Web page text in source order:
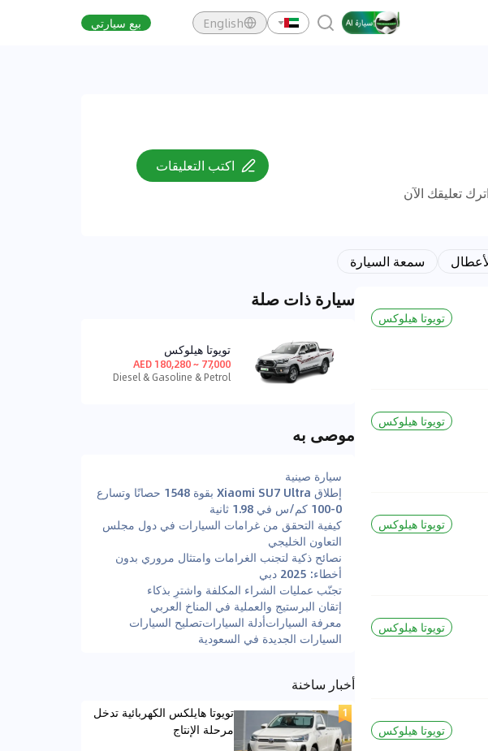
English بيع سيارتي
تعليقك الآن
اكتب التعليقات
سمعة السيارة
تويوتا هيلوكس
تويوتا هيلوكس
تويوتا هيلوكس
تويوتا هيلوكس
تويوتا هيلوكس
سيارة ذات صلة
تويوتا هيلوكس
77,000 ~ 180,280 AED
Diesel & Gasoline & Petrol
موصى به
سيارة صينية
إطلاق Xiaomi SU7 Ultra بقوة 1548 حصانًا وتسارع
0-100 كم/س في 1.98 ثانية
كيفية التحقق من غرامات السيارات في دول مجلس
التعاون الخليجي
نصائح ذكية لتجنب الغرامات وامتثال مروري بدون
أخطاء: 2025 دبي
تجنّب عمليات الشراء المكلفة واشترِ بذكاء
إتقان البرستيج والعملية في المناخ العربي
معرفة السياراتأدلة السياراتتصليح السيارات
السيارات الجديدة في السعودية
أخبار ساخنة
تويوتا هايلكس الكهربائية تدخل
مرحلة الإنتاج